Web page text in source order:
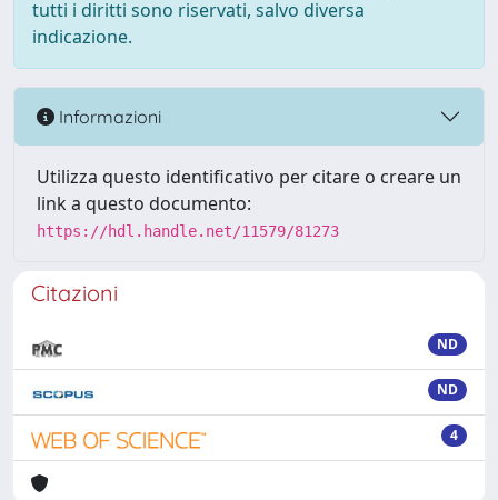
tutti i diritti sono riservati, salvo diversa
indicazione.
Informazioni
Utilizza questo identificativo per citare o creare un
link a questo documento:
https://hdl.handle.net/11579/81273
Citazioni
ND
ND
4